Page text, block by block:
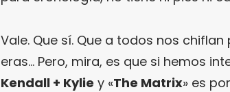
Vale. Que sí. Que a todos nos
eras… Pero, mira, es que si hemos
Kendall + Kylie y «The Matrix» es